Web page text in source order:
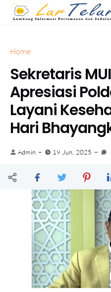
Home
Sekretaris
Apresiasi
Layani
Hari
Admin 19 Jun, 2025